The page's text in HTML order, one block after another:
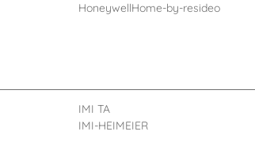
HoneywellHome-by-resideo
IMI TA
IMI-HEIMEIER